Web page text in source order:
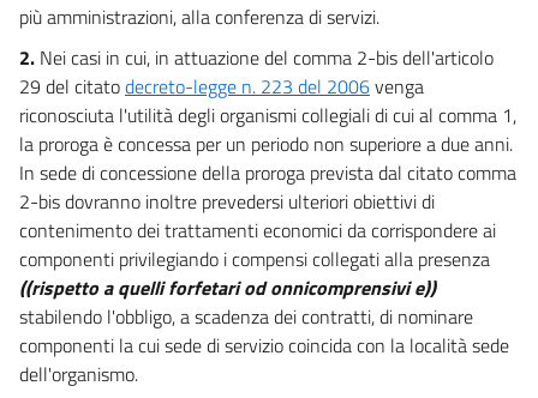
23 bis
Semplificazioni
24
25
26
27
28
29
30
31
più amministrazioni, alla conferenza di servizi.
2. Nei casi in cui, in attuazione del comma 2-bis dell'articolo
29 del citatodecreto-legge n. 223 del 2006venga
riconosciuta l'utilità degli organismi collegiali di cui al comma 1,
la proroga è concessa per un periodo non superiore a due anni.
In sede di concessione della proroga prevista dal citato comma
2-bis dovranno inoltre prevedersi ulteriori obiettivi di
contenimento dei trattamenti economici da corrispondere ai
componenti privilegiando i compensi collegati alla presenza
((rispetto a quelli forfetari od onnicomprensivi e))
stabilendo l'obbligo, a scadenza dei contratti, di nominare
componenti la cui sede di servizio coincida con la località sede
dell'organismo.